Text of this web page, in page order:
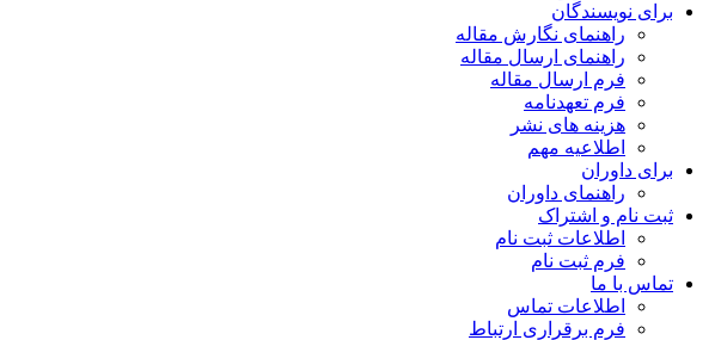
برای نویسندگان
راهنمای نگارش مقاله
راهنمای ارسال مقاله
فرم ارسال مقاله
فرم تعهدنامه
هزینه های نشر
اطلاعیه مهم
برای داوران
راهنمای داوران
ثبت نام و اشتراک
اطلاعات ثبت نام
فرم ثبت نام
تماس با ما
اطلاعات تماس
فرم برقراری ارتباط